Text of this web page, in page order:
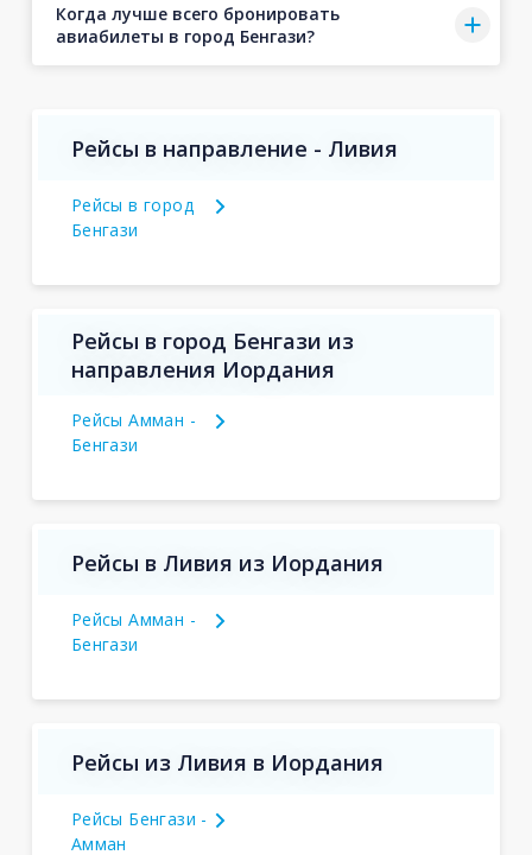
Когда лучше всего бронировать
авиабилеты в город Бенгази?
Рейсы в направление - Ливия
Рейсы в город
Бенгази
Рейсы в город Бенгази из
направления Иордания
Рейсы Амман -
Бенгази
Рейсы в Ливия из Иордания
Рейсы Амман -
Бенгази
Рейсы из Ливия в Иордания
Рейсы Бенгази -
Амман